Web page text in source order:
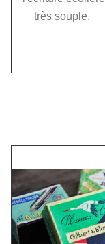
très souple.